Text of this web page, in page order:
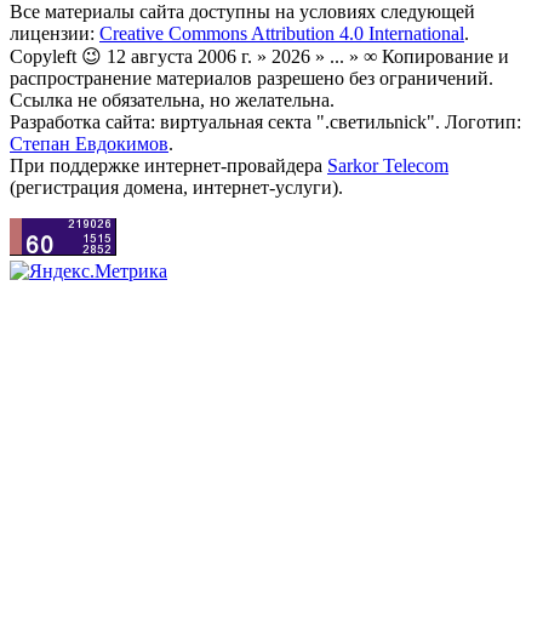
Все материалы сайта доступны на условиях следующей
лицензии: Creative Commons Attribution 4.0 International.
Copyleft 😉 12 августа 2006 г. » 2026 » ... » ∞ Копирование и
распространение материалов разрешено без ограничений.
Ссылка не обязательна, но желательна.
Разработка сайта: виртуальная секта ".светильnick". Логотип:
Степан Евдокимов.
При поддержке интернет-провайдера Sarkor Telecom
(регистрация домена, интернет-услуги).